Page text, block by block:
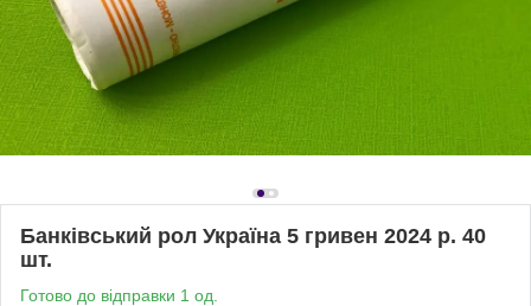
Банківський рол Україна 5 гривен 2024 р. 40
шт.
Готово до відправки 1 од.